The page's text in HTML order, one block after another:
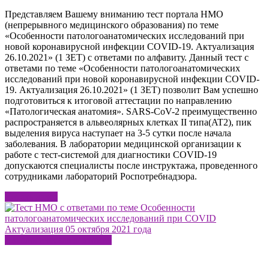
Представляем Вашему вниманию тест портала НМО
(непрерывного медицинского образования) по теме
«Особенности патологоанатомических исследований при
новой коронавирусной инфекции COVID-19. Актуализация
26.10.2021» (1 ЗЕТ) с ответами по алфавиту. Данный тест с
ответами по теме «Особенности патологоанатомических
исследований при новой коронавирусной инфекции COVID-
19. Актуализация 26.10.2021» (1 ЗЕТ) позволит Вам успешно
подготовиться к итоговой аттестации по направлению
«Патологическая анатомия». SARS-CoV-2 преимущественно
распространяется в альвеолярных клетках II типа(AT2), пик
выделения вируса наступает на 3-5 сутки после начала
заболевания. В лаборатории медицинской организации к
работе с тест-системой для диагностики COVID-19
допускаются специалисты после инструктажа, проведенного
сотрудниками лабораторий Роспотребнадзора.